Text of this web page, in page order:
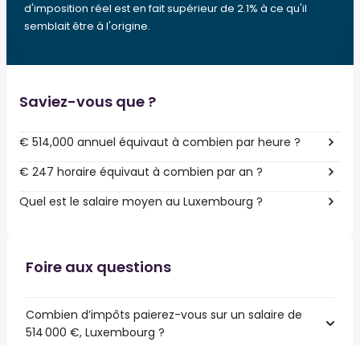
d'imposition réel est en fait supérieur de 2.1% à ce qu'il
semblait être à l'origine.
Saviez-vous que ?
€ 514,000 annuel équivaut à combien par heure ?
€ 247 horaire équivaut à combien par an ?
Quel est le salaire moyen au Luxembourg ?
Foire aux questions
Combien d’impôts paierez-vous sur un salaire de
514 000 €, Luxembourg ?